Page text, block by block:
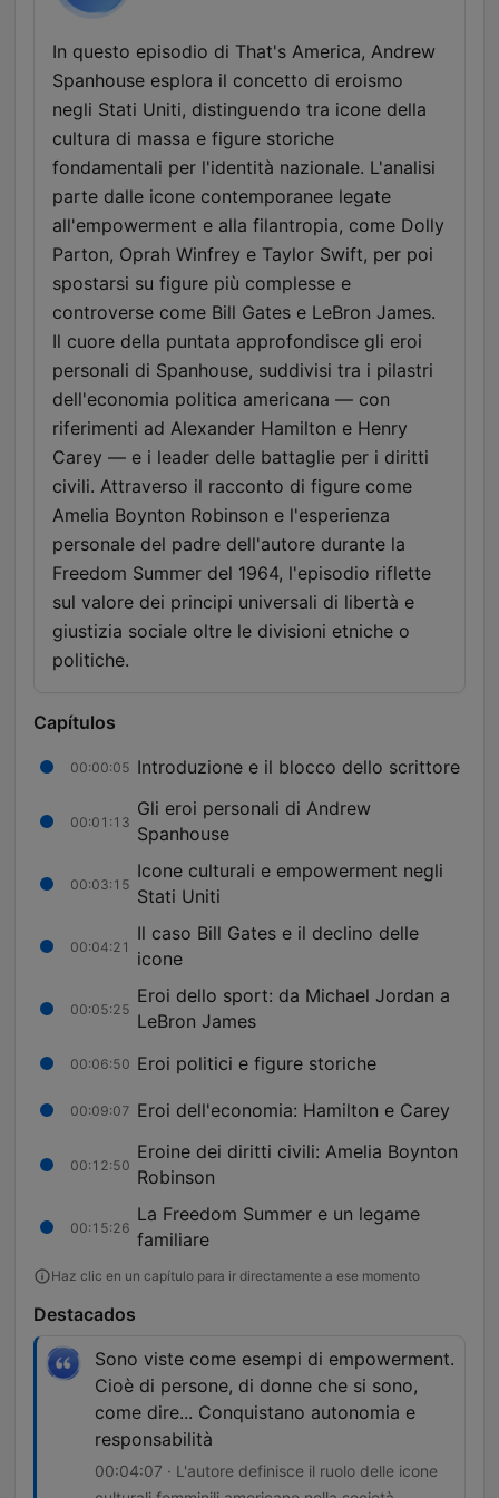
In questo episodio di That's America, Andrew
Spanhouse esplora il concetto di eroismo
negli Stati Uniti, distinguendo tra icone della
cultura di massa e figure storiche
fondamentali per l'identità nazionale. L'analisi
parte dalle icone contemporanee legate
all'empowerment e alla filantropia, come Dolly
Parton, Oprah Winfrey e Taylor Swift, per poi
spostarsi su figure più complesse e
controverse come Bill Gates e LeBron James.
Il cuore della puntata approfondisce gli eroi
personali di Spanhouse, suddivisi tra i pilastri
dell'economia politica americana — con
riferimenti ad Alexander Hamilton e Henry
Carey — e i leader delle battaglie per i diritti
civili. Attraverso il racconto di figure come
Amelia Boynton Robinson e l'esperienza
personale del padre dell'autore durante la
Freedom Summer del 1964, l'episodio riflette
sul valore dei principi universali di libertà e
giustizia sociale oltre le divisioni etniche o
politiche.
Capítulos
00:00:05 Introduzione e il blocco dello scrittore
00:01:13
Gli eroi personali di Andrew
Spanhouse
00:03:15
Icone culturali e empowerment negli
Stati Uniti
00:04:21
Il caso Bill Gates e il declino delle
icone
00:05:25
Eroi dello sport: da Michael Jordan a
LeBron James
00:06:50 Eroi politici e figure storiche
00:09:07 Eroi dell'economia: Hamilton e Carey
00:12:50
Eroine dei diritti civili: Amelia Boynton
Robinson
00:15:26
La Freedom Summer e un legame
familiare
Haz clic en un capítulo para ir directamente a ese momento
Destacados
Sono viste come esempi di empowerment.
Cioè di persone, di donne che si sono,
come dire... Conquistano autonomia e
responsabilità
00:04:07 · L'autore definisce il ruolo delle icone